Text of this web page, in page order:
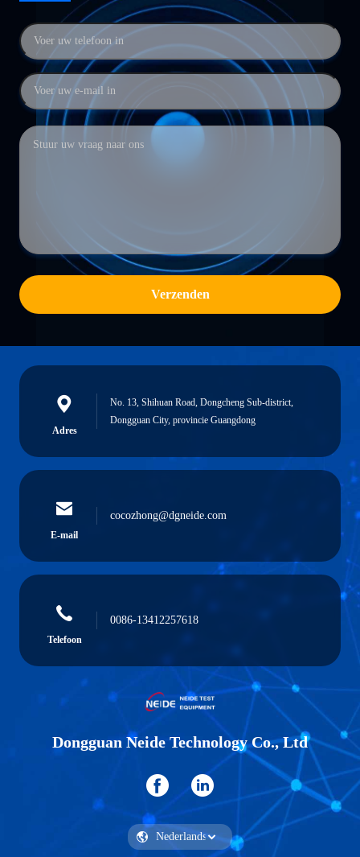
Verzenden
Adres
No. 13, Shihuan Road, Dongcheng Sub-district,
Dongguan City, provincie Guangdong
E-mail
cocozhong@dgneide.com
Telefoon
0086-13412257618
Dongguan Neide Technology Co., Ltd